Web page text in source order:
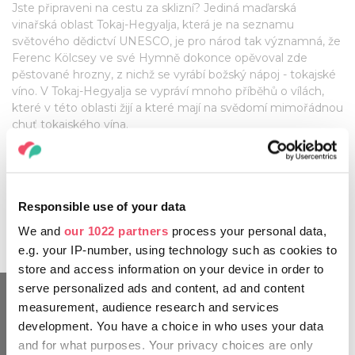
Responsible use of your data
We and our 1022 partners process your personal data,
e.g. your IP-number, using technology such as cookies to
store and access information on your device in order to
serve personalized ads and content, ad and content
measurement, audience research and services
development. You have a choice in who uses your data
and for what purposes. Your privacy choices are only
Jste připraveni na cestu za sklizní? Jediná maďarská
vinařská oblast Tokaj-Hegyalja, která je na seznamu
světového dědictví UNESCO, je pro národ tak významná, že
Ferenc Kölcsey ve své Hymně dokonce opěvoval zde
pěstované hrozny, z nichž se vyrábí božský nápoj - tokajské
víno. V Tokaj-Hegyalja se vypráví mnoho příběhů o vílách,
které v této oblasti žijí a které mají na svědomí mimořádnou
chuť tokajského vína.
Kvůli lahodným vínům, slavným sklípkům, skvělým
poznávat různé vinařské oblasti Maďarska v období
vinobraní.